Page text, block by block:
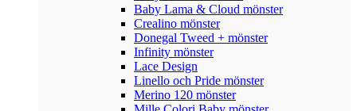
Baby Lama & Cloud mönster
Crealino mönster
Donegal Tweed + mönster
Infinity mönster
Lace Design
Linello och Pride mönster
Merino 120 mönster